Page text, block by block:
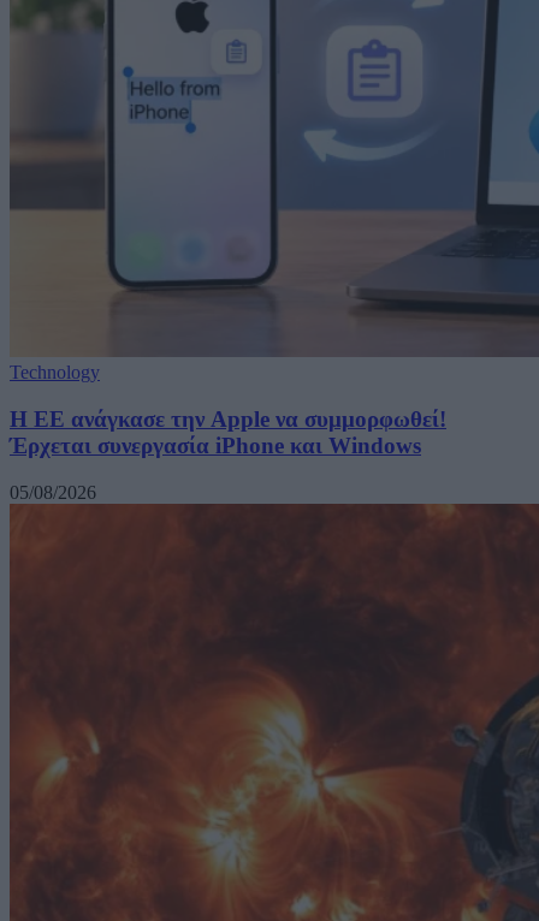
Technology
H ΕΕ ανάγκασε την Apple να συμμορφωθεί!
Έρχεται συνεργασία iPhone και Windows
05/08/2026